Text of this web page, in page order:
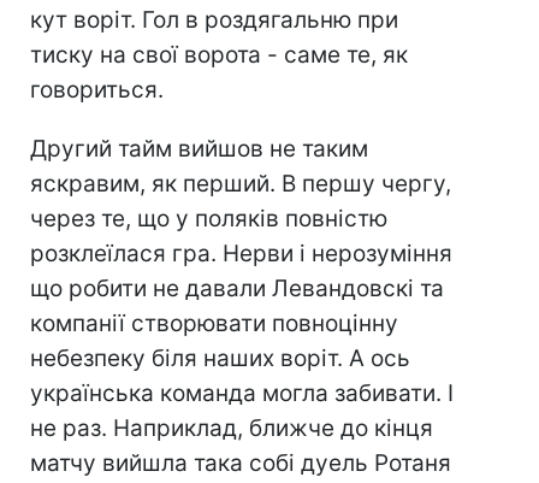
кут воріт. Гол в роздягальню при
тиску на свої ворота - саме те, як
говориться.
Другий тайм вийшов не таким
яскравим, як перший. В першу чергу,
через те, що у поляків повністю
розклеїлася гра. Нерви і нерозуміння
що робити не давали Левандовскі та
компанії створювати повноцінну
небезпеку біля наших воріт. А ось
українська команда могла забивати. І
не раз. Наприклад, ближче до кінця
матчу вийшла така собі дуель Ротаня